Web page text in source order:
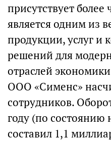
присутствует более
является одним из
продукции, услуг и
решений для
отраслей
ООО «Сименс»
сотрудников.
году (по состоянию
составил 1,1